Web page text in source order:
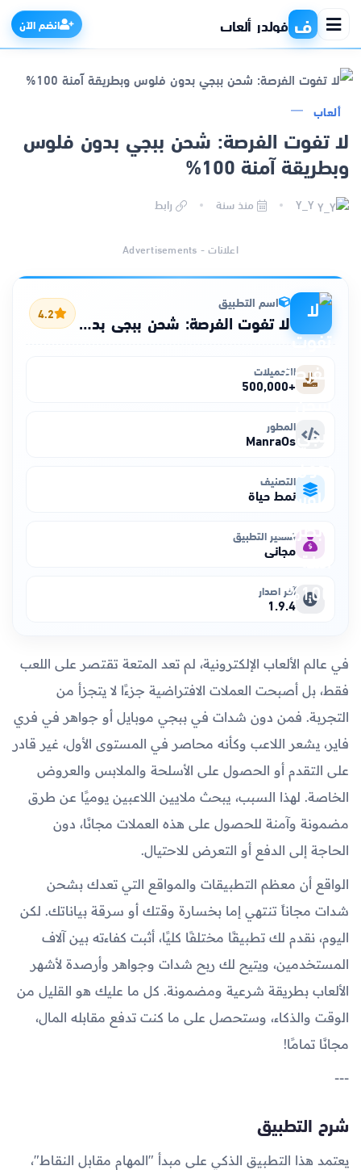
ف فولدر ألعاب انضم الآن
التطبيقات
الألعاب
ذكاء اصطناعي
ألعاب
لا تفوت الفرصة: شحن ببجي بدون فلوس
وبطريقة آمنة 100%
منذ سنة رابط
اعلانات - Advertisements
اسم التطبيق
لا تفوت الفرصة: شحن ببجي بدون فلوس وبطريقة آمنة 100% 4.2
التحميلات
+500,000
المطور
ManraOs
التصنيف
نمط حياة
تسعير التطبيق
مجاني
آخر اصدار
1.9.4
في عالم الألعاب الإلكترونية، لم تعد المتعة تقتصر على اللعب
فقط، بل أصبحت العملات الافتراضية جزءًا لا يتجزأ من
التجربة. فمن دون شدات في ببجي موبايل أو جواهر في فري
فاير، يشعر اللاعب وكأنه محاصر في المستوى الأول، غير قادر
على التقدم أو الحصول على الأسلحة والملابس والعروض
الخاصة. لهذا السبب، يبحث ملايين اللاعبين يوميًا عن طرق
مضمونة وآمنة للحصول على هذه العملات مجانًا، دون
الحاجة إلى الدفع أو التعرض للاحتيال.
الواقع أن معظم التطبيقات والمواقع التي تعدك بشحن
شدات مجاناً تنتهي إما بخسارة وقتك أو سرقة بياناتك. لكن
اليوم، نقدم لك تطبيقًا مختلفًا كليًا، أثبت كفاءته بين آلاف
المستخدمين، ويتيح لك ربح شدات وجواهر وأرصدة لأشهر
الألعاب بطريقة شرعية ومضمونة. كل ما عليك هو القليل من
الوقت والذكاء، وستحصل على ما كنت تدفع مقابله المال،
مجانًا تمامًا!
---
شرح التطبيق
يعتمد هذا التطبيق الذكي على مبدأ "المهام مقابل النقاط"،